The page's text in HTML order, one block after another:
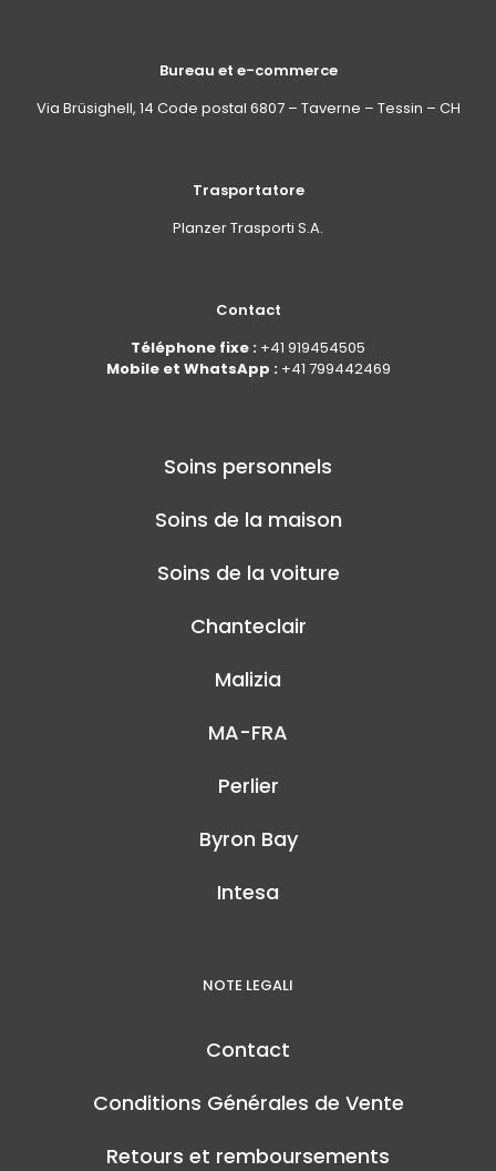
Bureau et e-commerce
Via Brüsighell, 14 Code postal 6807 – Taverne – Tessin – CH
Trasportatore
Planzer Trasporti S.A.
Contact
Téléphone fixe : +41 919454505
Mobile et WhatsApp : +41 799442469
Soins personnels
Soins de la maison
Soins de la voiture
Chanteclair
Malizia
MA-FRA
Perlier
Byron Bay
Intesa
NOTE LEGALI
Contact
Conditions Générales de Vente
Retours et remboursements